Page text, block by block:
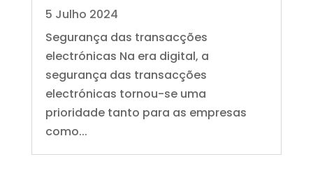
5 Julho 2024
Segurança das transacções
electrónicas Na era digital, a
segurança das transacções
electrónicas tornou-se uma
prioridade tanto para as empresas
como...